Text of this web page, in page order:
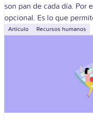
son pan de cada día. Por
opcional. Es lo que
adelante. Sea
Artículo Recursos humanos